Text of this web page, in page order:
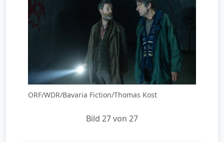
ORF/WDR/Bavaria Fiction/Thomas Kost
Bild 27 von 27